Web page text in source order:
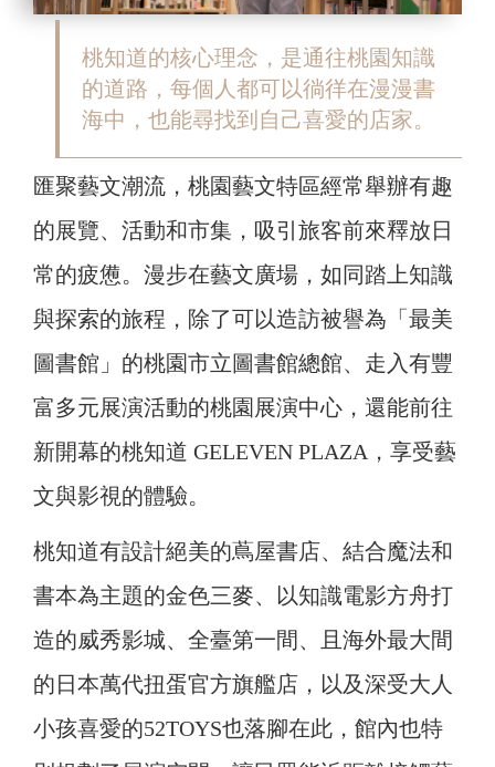
桃知道的核心理念，是通往桃園知識
的道路，每個人都可以徜徉在漫漫書
海中，也能尋找到自己喜愛的店家。
匯聚藝文潮流，桃園藝文特區經常舉辦有趣
的展覽、活動和市集，吸引旅客前來釋放日
常的疲憊。漫步在藝文廣場，如同踏上知識
與探索的旅程，除了可以造訪被譽為「最美
圖書館」的桃園市立圖書館總館、走入有豐
富多元展演活動的桃園展演中心，還能前往
新開幕的桃知道 GELEVEN PLAZA，享受藝
文與影視的體驗。
桃知道有設計絕美的蔦屋書店、結合魔法和
書本為主題的金色三麥、以知識電影方舟打
造的威秀影城、全臺第一間、且海外最大間
的日本萬代扭蛋官方旗艦店，以及深受大人
小孩喜愛的52TOYS也落腳在此，館內也特